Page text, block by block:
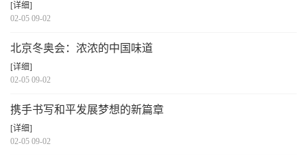
[详细]
02-05 09-02
北京冬奥会：浓浓的中国味道
[详细]
02-05 09-02
携手书写和平发展梦想的新篇章
[详细]
02-05 09-02